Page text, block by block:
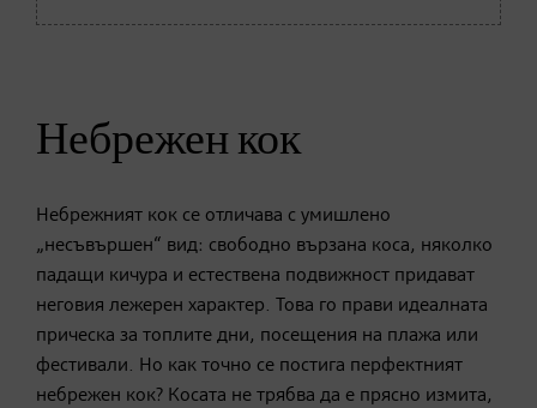
Небрежен кок
Небрежният кок се отличава с умишлено
„несъвършен“ вид: свободно вързана коса, няколко
падащи кичура и естествена подвижност придават
неговия лежерен характер. Това го прави идеалната
прическа за топлите дни, посещения на плажа или
фестивали. Но как точно се постига перфектният
небрежен кок? Косата не трябва да е прясно измита,